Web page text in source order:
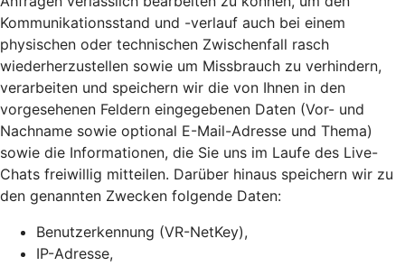
Kommunikationsstand und -verlauf auch bei einem
physischen oder technischen Zwischenfall rasch
wiederherzustellen sowie um Missbrauch zu verhindern,
verarbeiten und speichern wir die von Ihnen in den
vorgesehenen Feldern eingegebenen Daten (Vor- und
Nachname sowie optional E-Mail-Adresse und Thema)
sowie die Informationen, die Sie uns im Laufe des Live-
Chats freiwillig mitteilen. Darüber hinaus speichern wir zu
den genannten Zwecken folgende Daten:
Benutzerkennung (VR-NetKey),
IP-Adresse,